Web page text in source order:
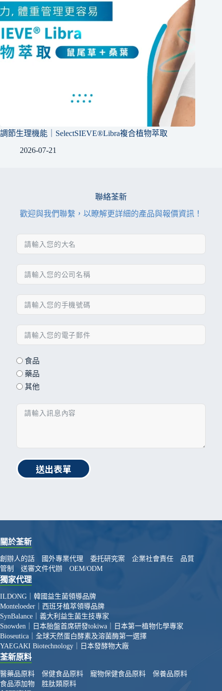
調節生理機能｜SelectSIEVE®Libra複合植物萃取
2026-07-21
聯絡荃新
歡迎與我們聯繫，以瞭解更詳細的產品與報價資訊！
食品
藥品
其他
送出表單
關於荃新
創辦人的話 國外專業代理 委托研究案 企業社會責任
品質
管制
送審文件代辦 OEM/ODM
獨家代理
ILDONG｜韓國益生菌領導品牌
Monteloeder｜西班牙植萃領導品牌
SynBalance｜義大利益生菌生技專家
Snowden｜日本胎盤首席研發tokiwa｜日本第一植物化學專家
Bioseutica｜全球天然蛋白酵素及溶菌酶第一選擇
YAEGAKI Biotechnology｜日本發酵物大廠
荃新原料
醫藥品原料 保健食品原料 寵物保健食品原料
保養品原料
食品添加物
胜肽類原料